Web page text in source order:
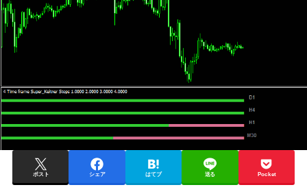
ポスト シェア はてブ 送る Pocket